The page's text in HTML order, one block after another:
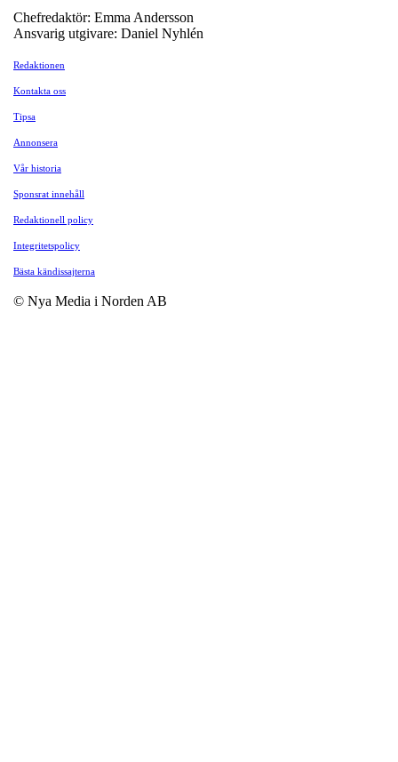
Chefredaktör: Emma Andersson
Ansvarig utgivare: Daniel Nyhlén
Redaktionen
Kontakta oss
Tipsa
Annonsera
Vår historia
Sponsrat innehåll
Redaktionell policy
Integritetspolicy
Bästa kändissajterna
© Nya Media i Norden AB